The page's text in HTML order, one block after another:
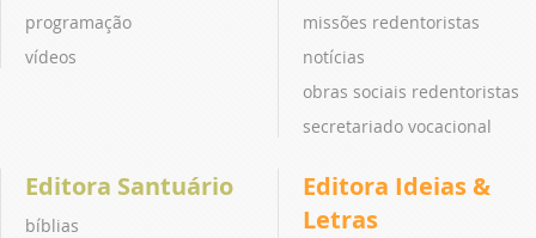
programação
vídeos
missões redentoristas
notícias
obras sociais redentoristas
secretariado vocacional
Editora Santuário
bíblias
Editora Ideias &
Letras